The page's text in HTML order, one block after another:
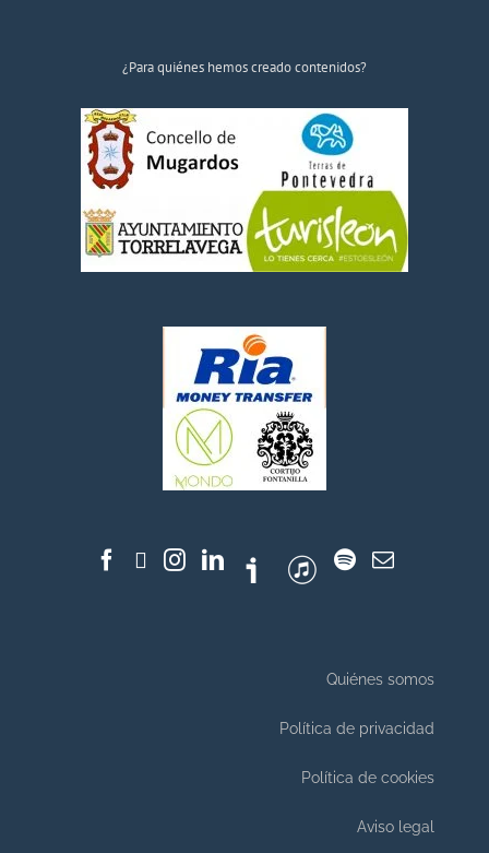
¿Para quiénes hemos creado contenidos?
Quiénes somos
Política de privacidad
Política de cookies
Aviso legal